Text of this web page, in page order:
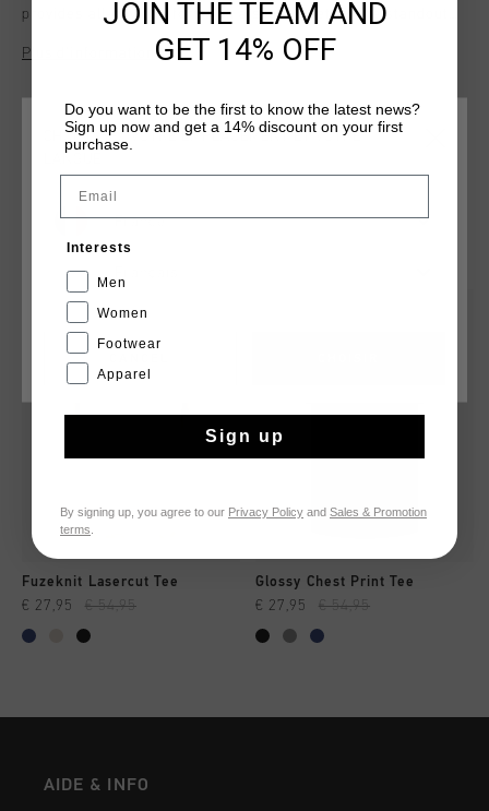
provides all-day comfort with a slight stretch. The standout
feature is the striking print artwork on the chest, with gold
accents that elevate the design. Perfect for casual wear, this
it a wardrobe essential.
Plus d’information
TU POURRAIS AIMER
Fuzeknit Lasercut Tee
€ 27,95 € 54,95
Glossy Chest Print Tee
€ 27,95 € 54,95
AIDE & INFO
CHOISISSEZ VOTRE EMPLACEMENT ET VOTRE
France
JOIN THE TEAM AND
GET 14% OFF
Do you want to be the first to know the latest news?
Sign up now and get a 14% discount on your first
purchase.
Interests
Men
Women
Footwear
Apparel
Sign up
By signing up, you agree to our Privacy Policy and Sales & Promotion
terms